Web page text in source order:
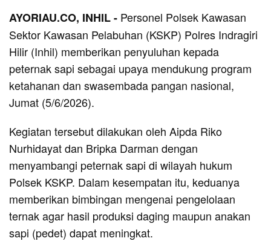
AYORIAU.CO, INHIL - Personel Polsek Kawasan
Sektor Kawasan Pelabuhan (KSKP) Polres Indragiri
Hilir (Inhil) memberikan penyuluhan kepada
peternak sapi sebagai upaya mendukung program
ketahanan dan swasembada pangan nasional,
Jumat (5/6/2026).
Kegiatan tersebut dilakukan oleh Aipda Riko
Nurhidayat dan Bripka Darman dengan
menyambangi peternak sapi di wilayah hukum
Polsek KSKP. Dalam kesempatan itu, keduanya
memberikan bimbingan mengenai pengelolaan
ternak agar hasil produksi daging maupun anakan
sapi (pedet) dapat meningkat.